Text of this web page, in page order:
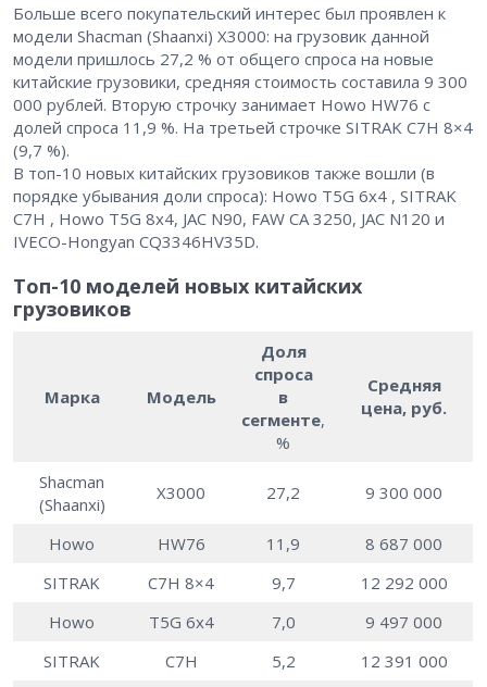
Больше всего покупательский интерес был проявлен к
модели Shacman (Shaanxi) Х3000: на грузовик данной
модели пришлось 27,2 % от общего спроса на новые
китайские грузовики, средняя стоимость составила 9 300
000 рублей. Вторую строчку занимает Howo HW76 с
долей спроса 11,9 %. На третьей строчке SITRAK C7H 8×4
(9,7 %).
В топ-10 новых китайских грузовиков также вошли (в
порядке убывания доли спроса): Howo T5G 6х4 , SITRAK
C7H , Howo T5G 8х4, JAC N90, FAW CA 3250, JAC N120 и
IVECO-Hongyan CQ3346HV35D.
Топ-10 моделей новых китайских
грузовиков
Марка Модель
Доля
спроса
в
сегменте,
%
Средняя
цена, руб.
Shacman
(Shaanxi)
X3000 27,2 9 300 000
Howo HW76 11,9
8 687 000
SITRAK
C7H 8×4 9,7
12 292 000
Howo
T5G 6х4 7,0
9 497 000
SITRAK
C7H 5,2
12 391 000